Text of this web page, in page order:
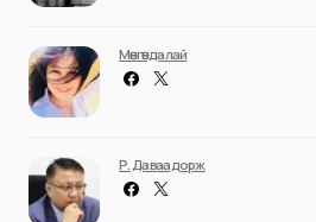
Мөнгөндалай
Р. Даваадорж